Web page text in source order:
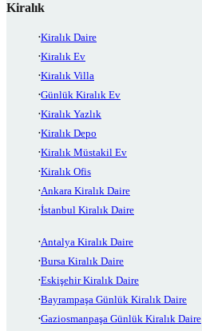
Kiralık
Kiralık Daire
Kiralık Ev
Kiralık Villa
Günlük Kiralık Ev
Kiralık Yazlık
Kiralık Depo
Kiralık Müstakil Ev
Kiralık Ofis
Ankara Kiralık Daire
İstanbul Kiralık Daire
Antalya Kiralık Daire
Bursa Kiralık Daire
Eskişehir Kiralık Daire
Bayrampaşa Günlük Kiralık Daire
Gaziosmanpaşa Günlük Kiralık Daire